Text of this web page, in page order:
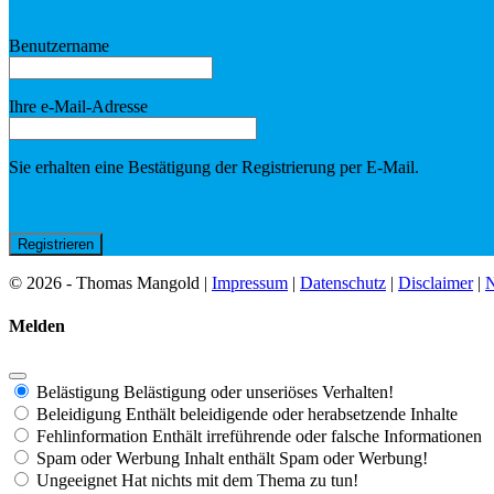
Benutzername
Ihre e-Mail-Adresse
Sie erhalten eine Bestätigung der Registrierung per E-Mail.
© 2026 - Thomas Mangold | Impressum | Datenschutz | Disclaimer|
Melden
Belästigung Belästigung oder unseriöses Verhalten!
Beleidigung Enthält beleidigende oder herabsetzende Inhalte
Fehlinformation Enthält irreführende oder falsche Informationen
Spam oder Werbung Inhalt enthält Spam oder Werbung!
Ungeeignet Hat nichts mit dem Thema zu tun!